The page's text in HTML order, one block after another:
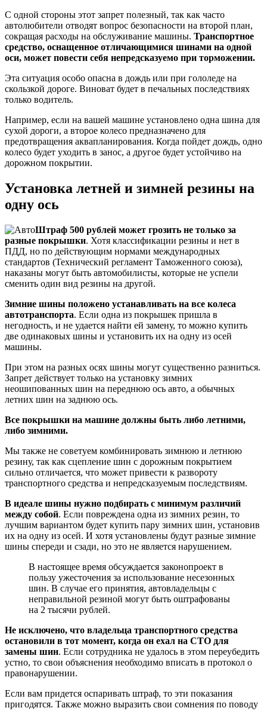
С одной стороны этот запрет полезный, так как часто
автолюбители отводят вопрос безопасности на второй план,
сокращая расходы на обслуживание машины. Транспортное
средство, оснащенное отличающимися шинами на одной
оси, может повести себя непредсказуемо при торможении.
Эта ситуация особо опасна в дождь или при гололеде на
скользкой дороге. Виноват будет в печальных последствиях
только водитель.
Например, если на вашей машине установлено одна шина для
сухой дороги, а второе колесо предназначено для
предотвращения аквапланирования. Когда пойдет дождь, одно
колесо будет уходить в занос, а другое будет устойчиво на
дорожном покрытии.
Установка летней и зимней резины на
одну ось
Штраф 500 рублей может грозить не только за
разные покрышки. Хотя классификации резины и нет в
ПДД, но по действующим нормами международных
стандартов (Технический регламент Таможенного союза),
наказаны могут быть автомобилисты, которые не успели
сменить один вид резины на другой.
Зимние шины положено устанавливать на все колеса
автотранспорта. Если одна из покрышек пришла в
негодность, и не удается найти ей замену, то можно купить
две одинаковых шины и установить их на одну из осей
машины.
При этом на разных осях шины могут существенно разниться.
Запрет действует только на установку зимних
неошипованных шин на переднюю ось авто, а обычных
летних шин на заднюю ось.
Все покрышки на машине должны быть либо летними,
либо зимними.
Мы также не советуем комбинировать зимнюю и летнюю
резину, так как сцепление шин с дорожным покрытием
сильно отличается, что может привести к развороту
транспортного средства и непредсказуемым последствиям.
В идеале шины нужно подбирать с минимум различий
между собой. Если повреждена одна из зимних резин, то
лучшим вариантом будет купить пару зимних шин, установив
их на одну из осей. И хотя установлены будут разные зимние
шины спереди и сзади, но это не является нарушением.
В настоящее время обсуждается законопроект в
пользу ужесточения за использование несезонных
шин. В случае его принятия, автовладельцы с
неправильной резиной могут быть оштрафованы
на 2 тысячи рублей.
Не исключено, что владельца транспортного средства
остановили в тот момент, когда он ехал на СТО для
замены шин. Если сотрудника не удалось в этом переубедить
устно, то свои объяснения необходимо вписать в протокол о
правонарушении.
Если вам придется оспаривать штраф, то эти показания
пригодятся. Также можно выразить свои сомнения по поводу